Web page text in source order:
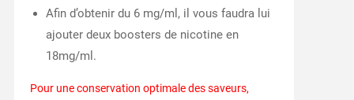
Afin d’obtenir du 6 mg/ml, il vous faudra lui
ajouter deux boosters de nicotine en
18mg/ml.
Pour une conservation optimale des saveurs,